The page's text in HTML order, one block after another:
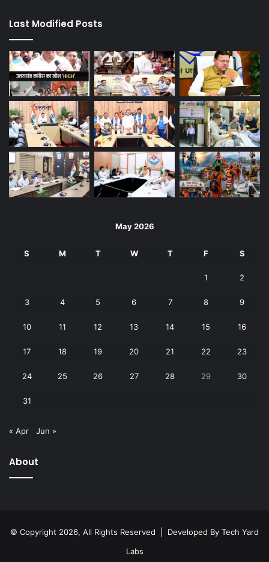
Last Modified Posts
May 2026
S M T W T F S
1 2
3 4 5 6 7 8 9
10 11 12 13 14 15 16
17 18 19 20 21 22 23
24 25 26 27 28 29 30
31
« Apr Jun »
About
© Copyright 2026, All Rights Reserved | Developed By Tech Yard
Labs